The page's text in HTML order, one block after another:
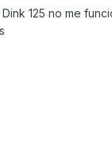
125 no me